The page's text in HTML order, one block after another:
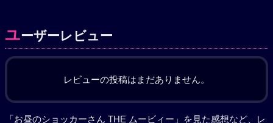
ユーザーレビュー
レビューの投稿はまだありません。
「お昼のショッカーさん THE ムービィー」を見た感想など、レ